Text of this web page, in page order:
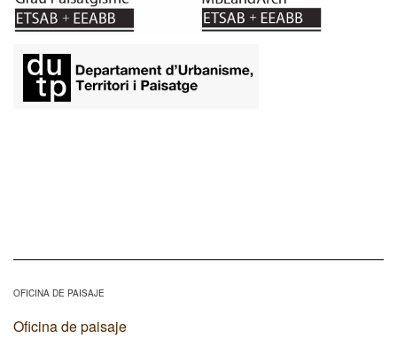
OFICINA DE PAISAJE
Oficina de paisaje